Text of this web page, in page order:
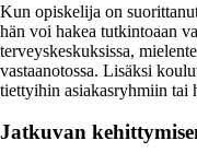
Kun opiskelija on
hän voi hakea tutkintoaan
terveyskeskuksissa,
vastaanotossa. Lisäksi
tiettyihin asiakasryhmiin tai
Jatkuvan